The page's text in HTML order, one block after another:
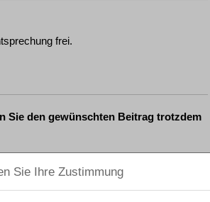
frei.
Sie den gewünschten Beitrag trotzdem
kostenpflichtig per Rechnung.